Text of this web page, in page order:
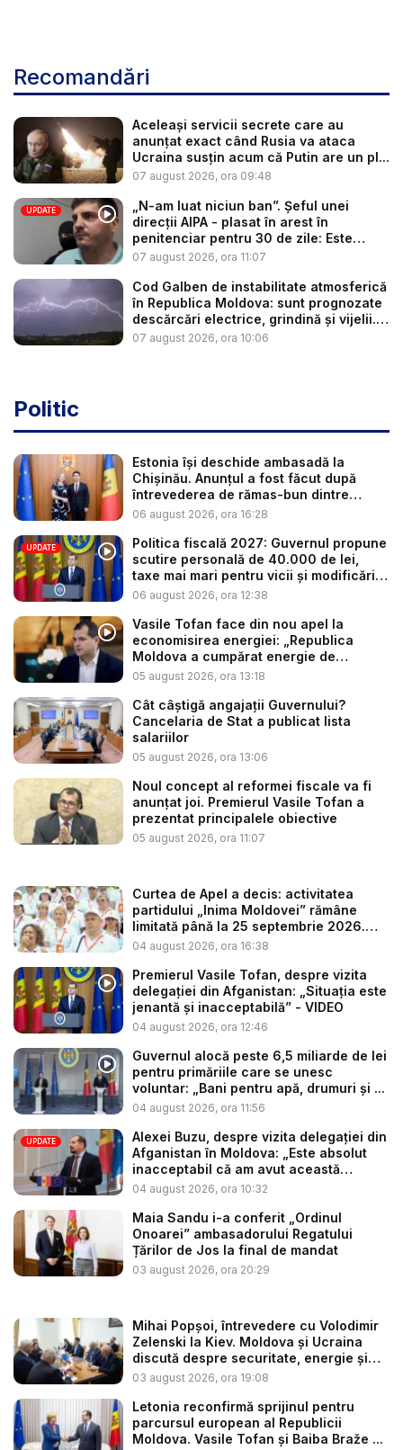
Recomandări
Aceleași servicii secrete care au
anunțat exact când Rusia va ataca
Ucraina susțin acum că Putin are un pl...
07 august 2026, ora 09:48
UPDATE
„N-am luat niciun ban”. Șeful unei
direcții AIPA - plasat în arest în
penitenciar pentru 30 de zile: Este
cerc...
07 august 2026, ora 11:07
Cod Galben de instabilitate atmosferică
în Republica Moldova: sunt prognozate
descărcări electrice, grindină și vijelii.
...
07 august 2026, ora 10:06
Politic
Estonia își deschide ambasadă la
Chișinău. Anunțul a fost făcut după
întrevederea de rămas-bun dintre
minis...
06 august 2026, ora 16:28
UPDATE
Politica fiscală 2027: Guvernul propune
scutire personală de 40.000 de lei,
taxe mai mari pentru vicii și modificări
l...
06 august 2026, ora 12:38
Vasile Tofan face din nou apel la
economisirea energiei: „Republica
Moldova a cumpărat energie de
avarie...
05 august 2026, ora 13:18
Cât câștigă angajații Guvernului?
Cancelaria de Stat a publicat lista
salariilor
05 august 2026, ora 13:06
Noul concept al reformei fiscale va fi
anunțat joi. Premierul Vasile Tofan a
prezentat principalele obiective
05 august 2026, ora 11:07
Curtea de Apel a decis: activitatea
partidului „Inima Moldovei” rămâne
limitată până la 25 septembrie 2026.
Re...
04 august 2026, ora 16:38
Premierul Vasile Tofan, despre vizita
delegației din Afganistan: „Situația este
jenantă și inacceptabilă” - VIDEO
04 august 2026, ora 12:46
Guvernul alocă peste 6,5 miliarde de lei
pentru primăriile care se unesc
voluntar: „Bani pentru apă, drumuri și ...
04 august 2026, ora 11:56
UPDATE
Alexei Buzu, despre vizita delegației din
Afganistan în Moldova: „Este absolut
inacceptabil că am avut această
situaț...
04 august 2026, ora 10:32
Maia Sandu i-a conferit „Ordinul
Onoarei” ambasadorului Regatului
Țărilor de Jos la final de mandat
03 august 2026, ora 20:29
Mihai Popșoi, întrevedere cu Volodimir
Zelenski la Kiev. Moldova și Ucraina
discută despre securitate, energie și
d...
03 august 2026, ora 19:08
Letonia reconfirmă sprijinul pentru
parcursul european al Republicii
Moldova. Vasile Tofan și Baiba Braže ...